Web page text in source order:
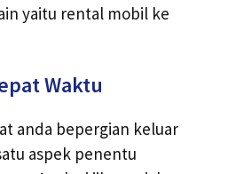
yaitu rental mobil ke
Waktu
anda bepergian keluar
aspek penentu